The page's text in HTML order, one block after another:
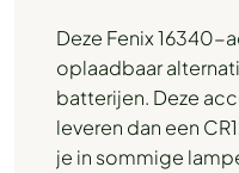
Deze Fenix 16340-
oplaadbaar
batterijen. Deze
leveren dan een
je in sommige